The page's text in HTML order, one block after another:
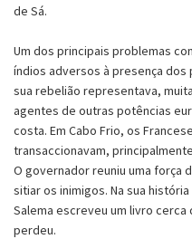
de Sá.
Um dos principais problemas
índios adversos à presença dos
sua rebelião representava,
agentes de outras potências
costa. Em Cabo Frio, os
transaccionavam,
O governador reuniu uma força
sitiar os inimigos. Na sua
Salema escreveu um livro
perdeu.